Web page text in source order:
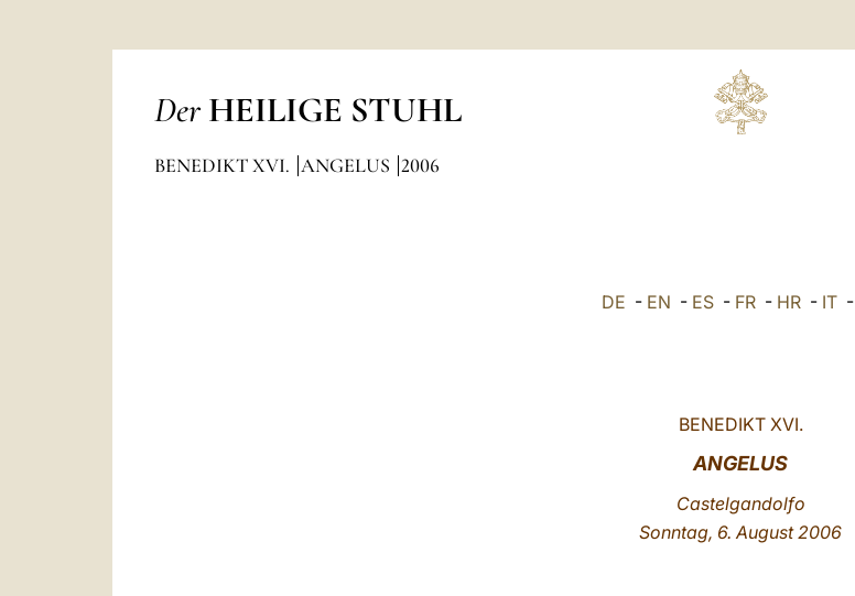
Der HEILIGE STUHL
BENEDIKT XVI. ANGELUS 2006
DE - EN - ES- FR- HR- IT-
BENEDIKT XVI.
ANGELUS
Castelgandolfo
Sonntag, 6. August 2006